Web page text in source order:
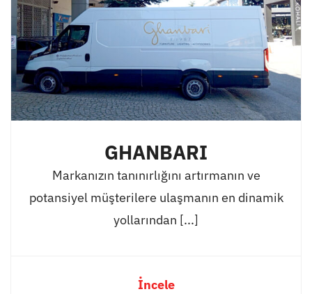
GHANBARI
Markanızın tanınırlığını artırmanın ve
potansiyel müşterilere ulaşmanın en dinamik
yollarından [...]
İncele